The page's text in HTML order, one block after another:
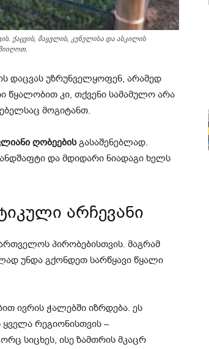
ქაცვის, მაყვლის, კუნელისა და ასკილის
დაცვას უზრუნველყოფენ, არამედ
წყალობით კი, თქვენი სამამულო არა
მოგიტანთ.
ღობეებისგასაშენებლად.
და მდიდარი ნიადაგი ხელს
არჩევანი
პირობებისთვის. მაგრამ
უნდა გქონდეთ სარწყავი წყალი
ივრის ჭალებში იზრდება. ეს
რეგიონისთვის –
სიცხეს, ისე ზამთრის მკაცრ